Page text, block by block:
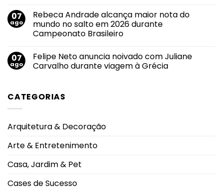
principais
emissoras
do
Triângulo
uso
de
cigarros
eletrônicos
antecipa
lesões
pulmonares
oncológico
em
Agosto
Lilás
2026:
transformar
em
proteção
07
ago
Rebeca Andrade alcança maior nota do
mundo no salto em 2026 durante
Campeonato Brasileiro
em
Rebeca
Andrade
do
mundo
2026
Brasileiro
07
ago
Felipe Neto anuncia noivado com Juliane
Carvalho durante viagem à Grécia
Felipe
Neto
Juliane
viagem
Grécia
CATEGORIAS
Arquitetura & Decoração
Arte & Entretenimento
Casa, Jardim & Pet
Cases de Sucesso